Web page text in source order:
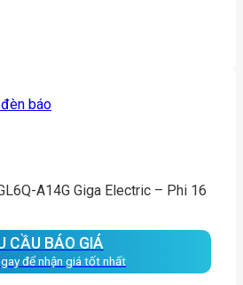
báo
A14G Giga Electric – Phi 16
CẦU BÁO GIÁ
để nhận giá tốt nhất